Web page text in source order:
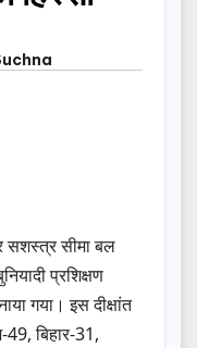
सशस्त्र सीमा बल
प्रशिक्षण
गया। इस दीक्षांत
49, बिहार-31,